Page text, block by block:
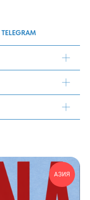
TELEGRAM
АЗИЯ